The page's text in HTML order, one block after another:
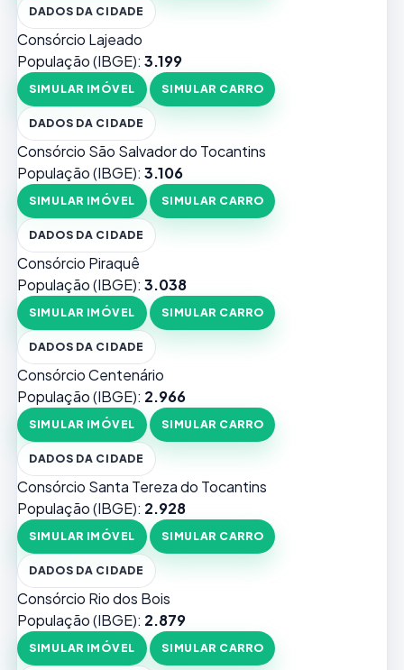
DADOS DA CIDADE
Consórcio Lajeado
População (IBGE): 3.199
SIMULAR IMÓVEL SIMULAR CARRO
DADOS DA CIDADE
Consórcio São Salvador do Tocantins
População (IBGE): 3.106
SIMULAR IMÓVEL SIMULAR CARRO
DADOS DA CIDADE
Consórcio Piraquê
População (IBGE): 3.038
SIMULAR IMÓVEL SIMULAR CARRO
DADOS DA CIDADE
Consórcio Centenário
População (IBGE): 2.966
SIMULAR IMÓVEL SIMULAR CARRO
DADOS DA CIDADE
Consórcio Santa Tereza do Tocantins
População (IBGE): 2.928
SIMULAR IMÓVEL SIMULAR CARRO
DADOS DA CIDADE
Consórcio Rio dos Bois
População (IBGE): 2.879
SIMULAR IMÓVEL SIMULAR CARRO